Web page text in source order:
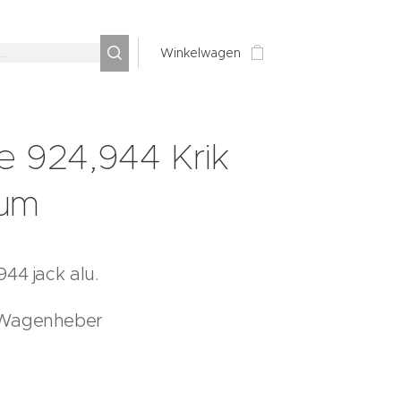
Winkelwagen
924,944 Krik
jack alu.